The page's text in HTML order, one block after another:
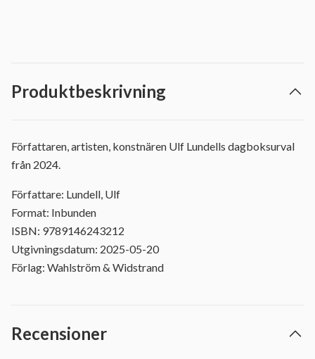
Produktbeskrivning
Författaren, artisten, konstnären Ulf Lundells dagboksurval
från 2024.
Författare: Lundell, Ulf
Format: Inbunden
ISBN: 9789146243212
Utgivningsdatum: 2025-05-20
Förlag: Wahlström & Widstrand
Recensioner